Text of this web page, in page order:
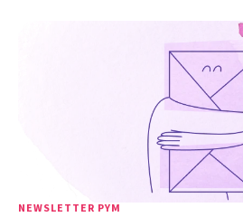
NEWSLETTER PYM